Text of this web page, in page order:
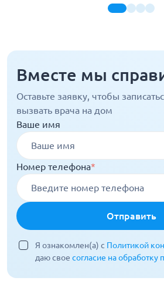
Вместе мы
Оставьте заявку, чтобы
вызвать врача на дом
Ваше имя
Номер телефона*
Отправить
Я ознакомлен(а) с Политикой
даю свое согласие на